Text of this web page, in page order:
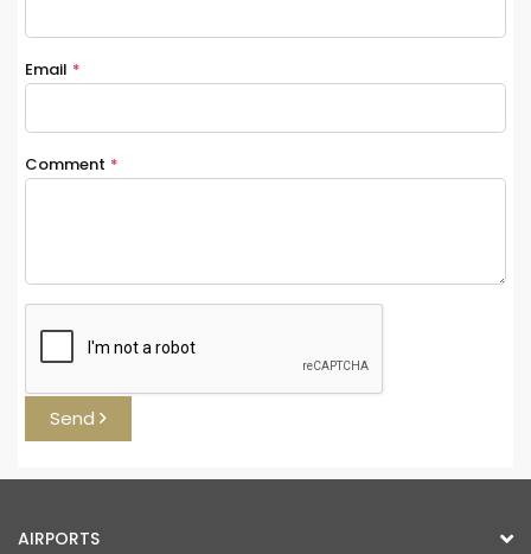
Email *
Comment *
Send
AIRPORTS